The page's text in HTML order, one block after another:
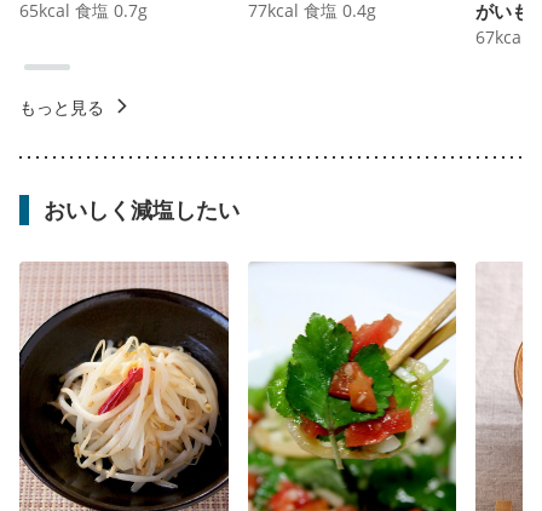
65kcal 食塩 0.7g 77kcal 食塩 0.4g
がいも
67kcal
もっと見る
おいしく減塩したい